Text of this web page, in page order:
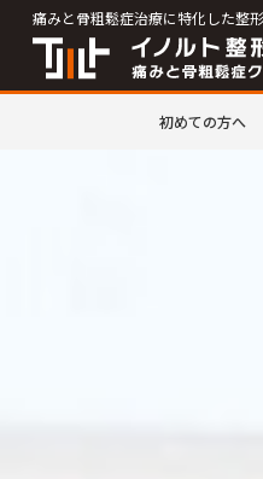
痛みと骨粗鬆症治療に特化した整
初めての方へ